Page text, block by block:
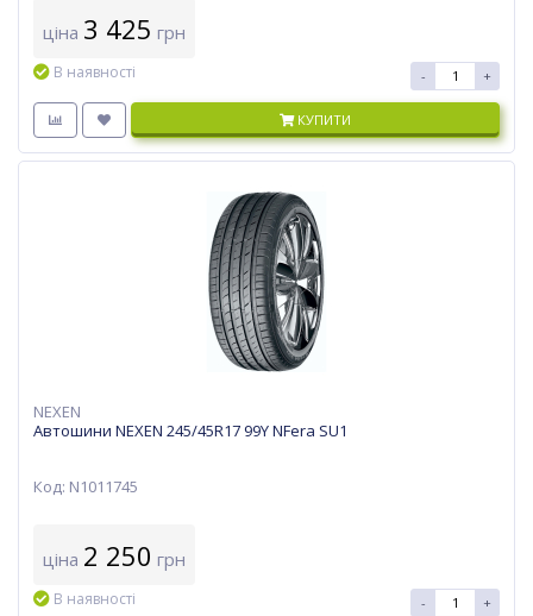
ціна 3 425 грн
В наявності - +
КУПИТИ
NEXEN
Автошини NEXEN 245/45R17 99Y NFera SU1
Код: N1011745
ціна 2 250 грн
В наявності - +